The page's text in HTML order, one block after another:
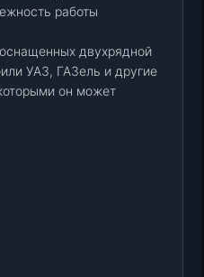
работы
двухрядной
УАЗ, ГАЗель и другие
он может